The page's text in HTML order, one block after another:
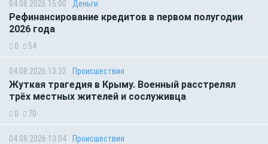
04.08.2026 15:00 Деньги
Рефинансирование кредитов в первом полугодии
2026 года
0 54
04.08.2026 13:32 Происшествия
Жуткая трагедия в Крыму. Военный расстрелял
трёх местных жителей и сослуживца
0 70
04.08.2026 13:04 Происшествия